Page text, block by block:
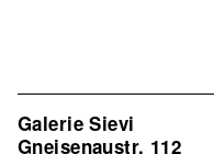
Galerie Sievi
Gneisenaustr. 112